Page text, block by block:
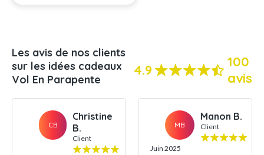
Les avis de nos clients
sur les idées cadeaux
Vol En Parapente
4.9
100
avis
CB
Christine
B.
Client
MB
Manon B.
Client
Juin 2025